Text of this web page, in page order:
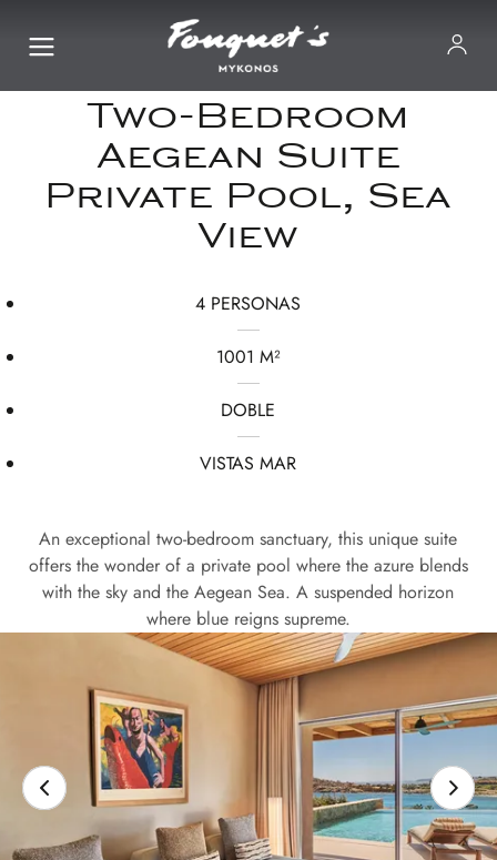
Two-Bedroom
Aegean Suite
Private Pool, Sea
View
4 PERSONAS
1001 M²
DOBLE
VISTAS MAR
An exceptional two-bedroom sanctuary, this unique suite
offers the wonder of a private pool where the azure blends
with the sky and the Aegean Sea. A suspended horizon
where blue reigns supreme.